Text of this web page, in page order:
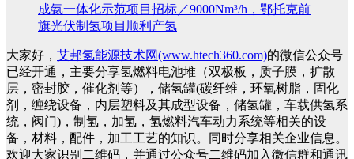
成氨一体化示范项目招标／9000Nm³/h，鄂托克前
旗光伏制氢项目顺利产氢
大家好， 艾邦氢能源技术网(www.htech360.com)的微信公众号
已经开通，主要分享氢燃料电池堆（双极板，质子膜，扩散
层，密封胶，催化剂等），储氢罐(碳纤维，环氧树脂，固化
剂，缠绕设备，内层塑料及其成型设备，储氢罐，车载供氢系
统，阀门)，制氢，加氢，氢燃料汽车动力系统等相关的设
备，材料，配件，加工工艺的知识。同时分享相关企业信息。
欢迎大家识别二维码，并通过公众号二维码加入微信群和通讯